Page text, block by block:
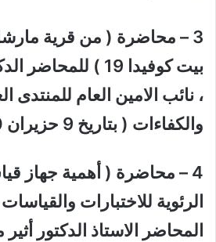
3 – محاضرة ( من قرية
بيت كوفيدا 19 )
، نائب الامين العام للمنتدى
والكفاءات ( بتاريخ 9 حزيران 2020 ).
4 – محاضرة ( أهمية جهاز
الرئوية للاختبارات
المحاضر الاستاذ الدكتور